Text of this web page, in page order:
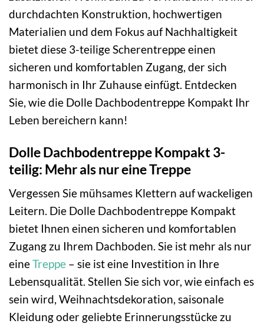
durchdachten Konstruktion, hochwertigen
Materialien und dem Fokus auf Nachhaltigkeit
bietet diese 3-teilige Scherentreppe einen
sicheren und komfortablen Zugang, der sich
harmonisch in Ihr Zuhause einfügt. Entdecken
Sie, wie die Dolle Dachbodentreppe Kompakt Ihr
Leben bereichern kann!
Dolle Dachbodentreppe Kompakt 3-
teilig: Mehr als nur eine Treppe
Vergessen Sie mühsames Klettern auf wackeligen
Leitern. Die Dolle Dachbodentreppe Kompakt
bietet Ihnen einen sicheren und komfortablen
Zugang zu Ihrem Dachboden. Sie ist mehr als nur
eineTreppe – sie ist eine Investition in Ihre
Lebensqualität. Stellen Sie sich vor, wie einfach es
sein wird, Weihnachtsdekoration, saisonale
Kleidung oder geliebte Erinnerungsstücke zu